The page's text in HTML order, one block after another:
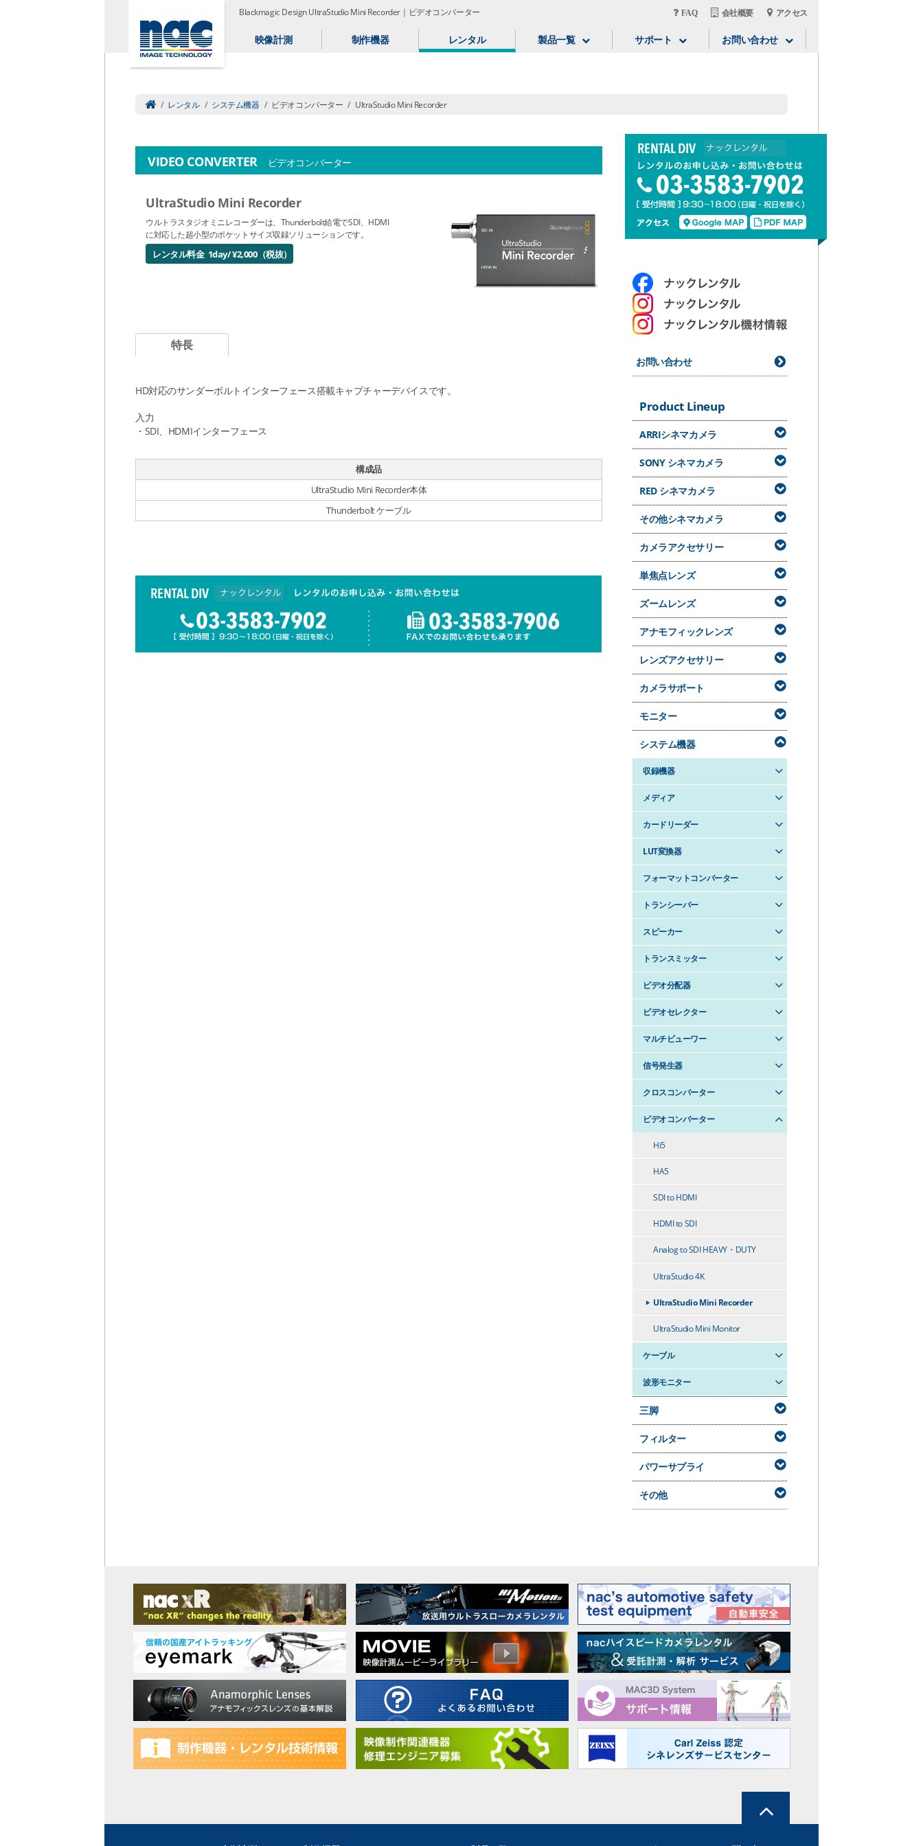
Blackmagic Design UltraStudio Mini Recorder｜ビデオコンバーター FAQ 会社概要 アクセス
映像計測 制作機器 レンタル 製品一覧 サポート お問い合わせ
/ レンタル / システム機器 / ビデオコンバーター / UltraStudio Mini Recorder
VIDEO CONVERTER ビデオコンバーター
UltraStudio Mini Recorder
ウルトラスタジオミニレコーダーは、Thunderbolt給電でSDI、HDMI
に対応した超小型のポケットサイズ収録ソリューションです。
レンタル料金 1day/ ¥2,000（税抜）
特長
HD対応のサンダーボルトインターフェース搭載キャプチャーデバイスです。
入力
・SDI、HDMIインターフェース
構成品
UltraStudio Mini Recorder本体
Thunderbolt ケーブル
お問い合わせ
Product Lineup
ARRIシネマカメラ
SONY シネマカメラ
RED シネマカメラ
その他シネマカメラ
カメラアクセサリー
単焦点レンズ
ズームレンズ
アナモフィックレンズ
レンズアクセサリー
カメラサポート
モニター
システム機器
収録機器
メディア
カードリーダー
LUT変換器
フォーマットコンバーター
トランシーバー
スピーカー
トランスミッター
ビデオ分配器
ビデオセレクター
マルチビューワー
信号発生器
クロスコンバーター
ビデオコンバーター
Hi5
HA5
SDI to HDMI
HDMI to SDI
Analog to SDI HEAVY・DUTY
UltraStudio 4K
UltraStudio Mini Recorder
UltraStudio Mini Monitor
ケーブル
波形モニター
三脚
フィルター
パワーサプライ
その他